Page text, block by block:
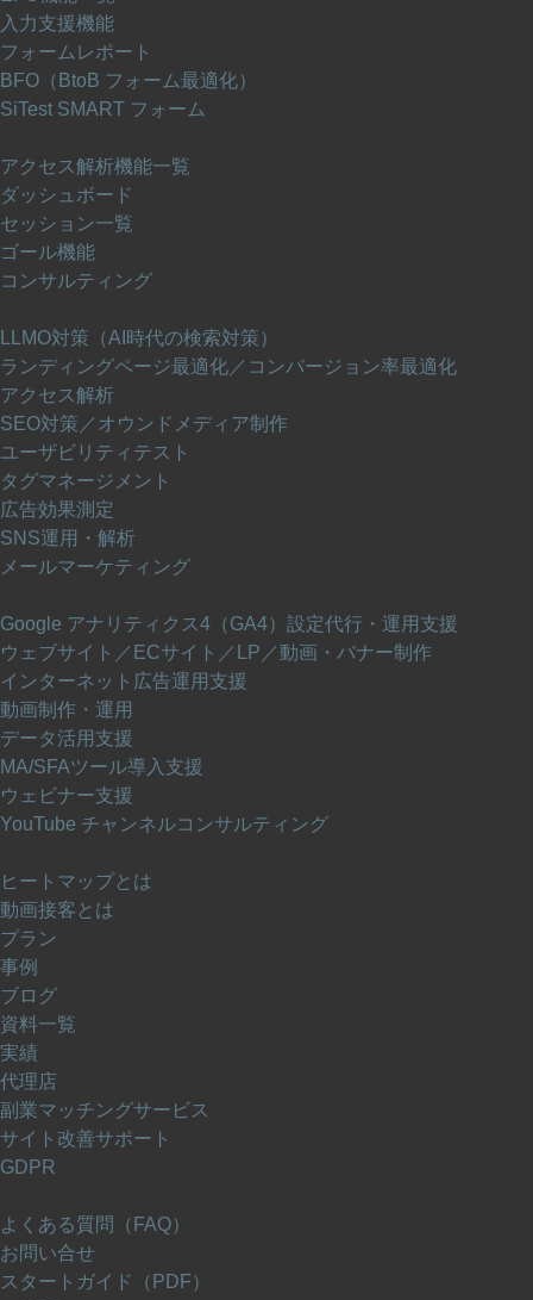
入力支援機能
フォームレポート
BFO（BtoB フォーム最適化）
SiTest SMART フォーム
アクセス解析機能一覧
ダッシュボード
セッション一覧
ゴール機能
コンサルティング
LLMO対策（AI時代の検索対策）
ランディングページ最適化／コンバージョン率最適化
アクセス解析
SEO対策／オウンドメディア制作
ユーザビリティテスト
タグマネージメント
広告効果測定
SNS運用・解析
メールマーケティング
Google アナリティクス4（GA4）設定代行・運用支援
ウェブサイト／ECサイト／LP／動画・バナー制作
インターネット広告運用支援
動画制作・運用
データ活用支援
MA/SFAツール導入支援
ウェビナー支援
YouTube チャンネルコンサルティング
ヒートマップとは
動画接客とは
プラン
事例
ブログ
資料一覧
実績
代理店
副業マッチングサービス
サイト改善サポート
GDPR
よくある質問（FAQ）
お問い合せ
スタートガイド（PDF）